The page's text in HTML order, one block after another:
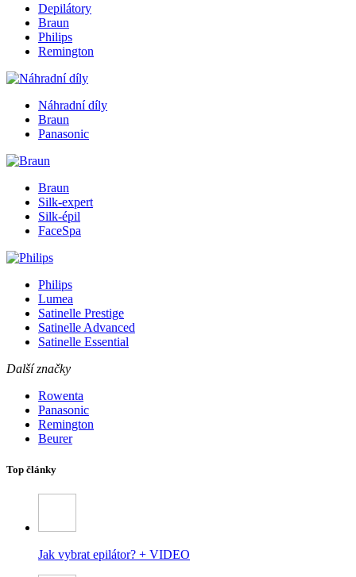
Depilátory
Braun
Philips
Remington
Náhradní díly
Braun
Panasonic
Braun
Silk-expert
Silk-épil
FaceSpa
Philips
Lumea
Satinelle Prestige
Satinelle Advanced
Satinelle Essential
Další značky
Rowenta
Panasonic
Remington
Beurer
Top články
Jak vybrat epilátor? + VIDEO